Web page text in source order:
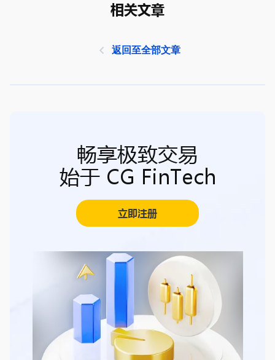
相关文章
返回至全部文章
畅享极致交易
始于 CG FinTech
立即注册